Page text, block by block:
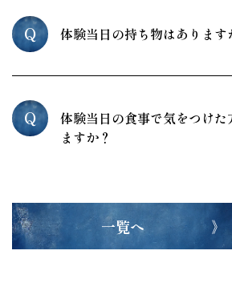
Q 体験当日の持ち物はあります
Q
体験当日の食事で気をつけた
ますか？
一覧へ